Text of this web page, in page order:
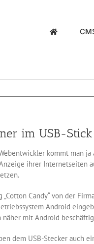
im USB-
kommt man ja
ihrer Internetseiten
Candy“ von der
Android
mit Android
dem USB-Stecker auch